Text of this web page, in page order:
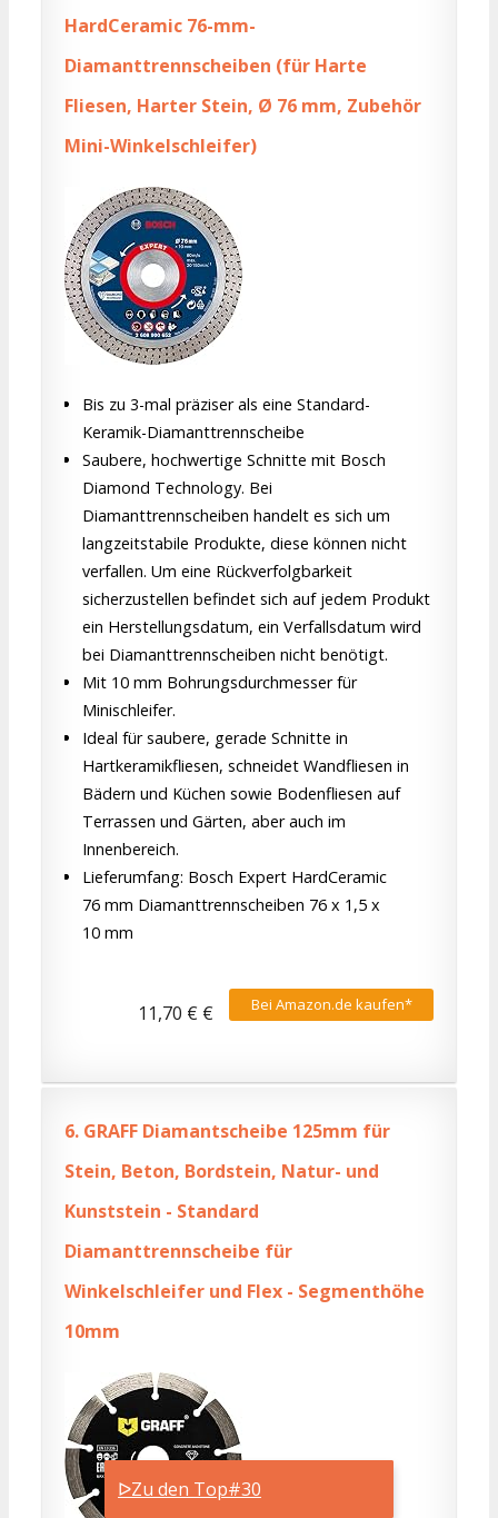
ᐅZu den Top#30
HardCeramic 76-mm-
Diamanttrennscheiben (für Harte
Fliesen, Harter Stein, Ø 76 mm, Zubehör
Mini-Winkelschleifer)
Bis zu 3-mal präziser als eine Standard-
Keramik-Diamanttrennscheibe
Saubere, hochwertige Schnitte mit Bosch
Diamond Technology. Bei
Diamanttrennscheiben handelt es sich um
langzeitstabile Produkte, diese können nicht
verfallen. Um eine Rückverfolgbarkeit
sicherzustellen befindet sich auf jedem Produkt
ein Herstellungsdatum, ein Verfallsdatum wird
bei Diamanttrennscheiben nicht benötigt.
Mit 10 mm Bohrungsdurchmesser für
Minischleifer.
Ideal für saubere, gerade Schnitte in
Hartkeramikfliesen, schneidet Wandfliesen in
Bädern und Küchen sowie Bodenfliesen auf
Terrassen und Gärten, aber auch im
Innenbereich.
Lieferumfang: Bosch Expert HardCeramic
76 mm Diamanttrennscheiben 76 x 1,5 x
10 mm
Bei Amazon.de kaufen*
11,70 € €
6. GRAFF Diamantscheibe 125mm für
Stein, Beton, Bordstein, Natur- und
Kunststein - Standard
Diamanttrennscheibe für
Winkelschleifer und Flex - Segmenthöhe
10mm